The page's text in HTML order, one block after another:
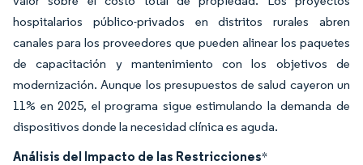
hospitalarios público-privados en distritos rurales abren
canales para los proveedores que pueden alinear los paquetes
de capacitación y mantenimiento con los objetivos de
modernización. Aunque los presupuestos de salud cayeron un
11% en 2025, el programa sigue estimulando la demanda de
dispositivos donde la necesidad clínica es aguda.
Análisis del Impacto de las Restricciones*